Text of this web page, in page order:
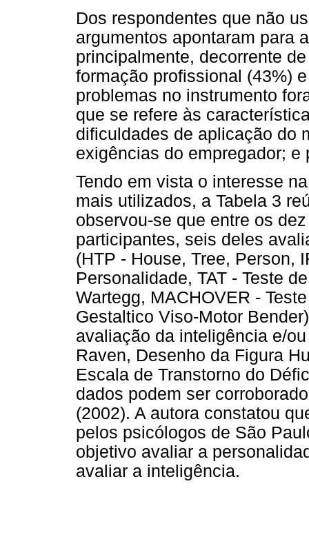
Dos respondentes que não
argumentos apontaram para
principalmente, decorrente
formação profissional (43%)
problemas no instrumento
que se refere às
dificuldades de aplicação do
exigências do empregador;
Tendo em vista o interesse
mais utilizados, a Tabela 3
observou-se que entre os
participantes, seis deles
(HTP - House, Tree, Person,
Personalidade, TAT - Teste
Wartegg, MACHOVER -
Gestaltico Viso-Motor
avaliação da inteligência e/
Raven, Desenho da Figura
Escala de Transtorno do
dados podem ser
(2002). A autora constatou
pelos psicólogos de São
objetivo avaliar a
avaliar a inteligência.